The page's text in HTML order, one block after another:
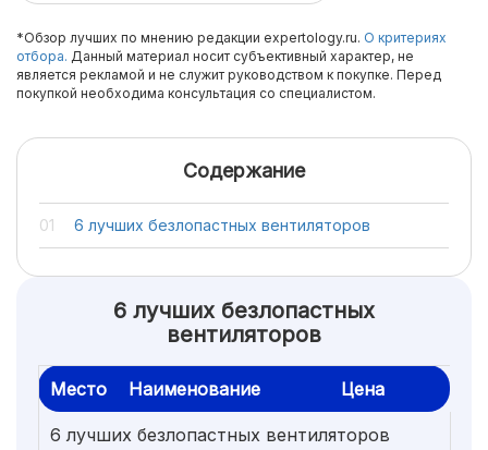
*Обзор лучших по мнению редакции expertology.ru. О критериях
отбора. Данный материал носит субъективный характер, не
является рекламой и не служит руководством к покупке. Перед
покупкой необходима консультация со специалистом.
Содержание
6 лучших безлопастных вентиляторов
6 лучших безлопастных
вентиляторов
Место Наименование Цена
6 лучших безлопастных вентиляторов